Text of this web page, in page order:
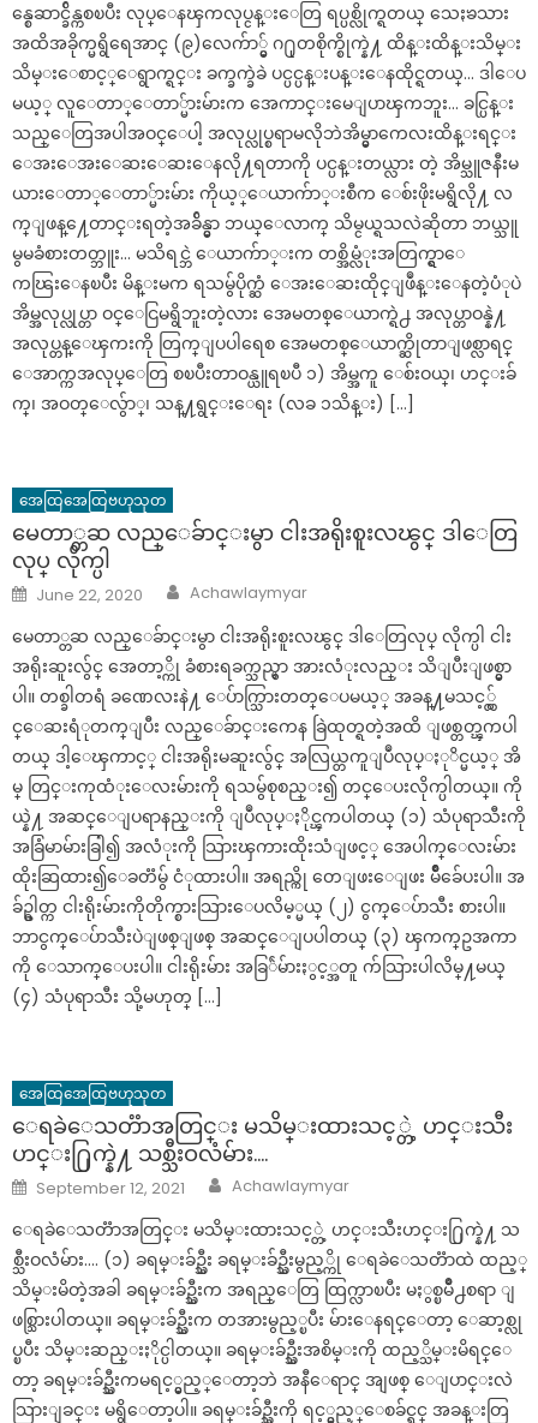
န္စေဆာင္ခ်ိန္ကစၿပီး လုပ္ေနၾကလုပ္ငန္းေတြ ရပ္ပစ္လိုက္ရတယ္ သေႏၶသား
အထိအခိုက္မရွိရေအာင္ (၉)လေက်ာ္မွ် ဂ႐ုတစိုက္စိုက္နဲ႔ ထိန္းထိန္းသိမ္း
သိမ္းေစာင့္ေရွာက္ရင္း ခက္ခက္ခဲခဲ ပင္ပင္ပန္းပန္းေနထိုင္ရတယ္… ဒါေပ
မယ့္ လူေတာ္ေတာ္မ်ားမ်ားက အေကာင္းမေျပာၾကဘူး… ခင္ပြန္း
သည္ေတြအပါအဝင္ေပါ့ အလုပ္လုပ္စရာမလိုဘဲအိမ္မွာကေလးထိန္းရင္း
ေအးေအးေဆးေဆးေနလို႔ရတာကို ပင္ပန္းတယ္လား တဲ့ အိမ္သူဇနီးမ
ယားေတာ္ေတာ္မ်ားမ်ား ကိုယ့္ေယာက်ာ္းစီက ေစ်းဖိုးမရွိလို႔ လ
က္ျဖန္႔ေတာင္းရတဲ့အခ်ိန္မွာ ဘယ္ေလာက္ သိမ္ငယ္ရသလဲဆိုတာ ဘယ္သူ
မွမခံစားတတ္ဘူး… မသိရင္ဘဲ ေယာက်ာ္းက တစ္အိမ္လံုးအတြက္ရွာေ
ကၽြးေနၿပီး မိန္းမက ရသမွ်ပိုက္ဆံ ေအးေဆးထိုင္ျဖဳန္းေနတဲ့ပံုပဲ
အိမ္အလုပ္လုပ္တာ ဝင္ေငြမရွိဘူးတဲ့လား အေမတစ္ေယာက္ရဲ႕ အလုပ္တာဝန္နဲ႔
အလုပ္တန္ေၾကးကို တြက္ျပပါရေစ အေမတစ္ေယာက္ဆိုတာျဖစ္လာရင္
ေအာက္ကအလုပ္ေတြ စၿပီးတာဝန္ယူရၿပီ ၁) အိမ္အကူ ေစ်းဝယ္၊ ဟင္းခ်
က္၊ အဝတ္ေလွ်ာ္၊ သန္႔ရွင္းေရး (လခ ၁သိန္း) […]
အေထြအေထြဗဟုသုတ
မေတာ္တဆ လည္ေခ်ာင္းမွာ ငါးအရိုးစူးလၽွင္ ဒါေတြ
လုပ္ လိုက္ပါ
Posted
on
June 22, 2020 Author
Achawlaymyar
မေတာ္တဆ လည္ေခ်ာင္းမွာ ငါးအရိုးစူးလၽွင္ ဒါေတြလုပ္ လိုက္ပါ ငါး
အရိုးဆူးလွ်င္ အေတာ့္ကို ခံစားရခက္သည္မွာ အားလံုးလည္း သိျပီးျဖစ္မွာ
ပါ။ တစ္ခါတရံ ခဏေလးနဲ႔ ေပ်ာက္သြားတတ္ေပမယ့္ အခန္႔မသင့္လွ်
င္ေဆးရံုတက္ျပီး လည္ေခ်ာင္းကေန ခြဲထုတ္ရတဲ့အထိ ျဖစ္တတ္ၾကပါ
တယ္ ဒါ့ေၾကာင့္ ငါးအရိုးမဆူးလွ်င္ အလြယ္တကူျပဳလုပ္ႏုိင္မယ့္ အိ
မ္ တြင္းကုထံုးေလးမ်ားကို ရသမွ်စုစည္း၍ တင္ေပးလိုက္ပါတယ္။ ကို
ယ္နဲ႔ အဆင္ေျပရာနည္းကို ျပဳလုပ္ႏိုင္ၾကပါတယ္ (၁) သံပုရာသီးကို
အခြံမာမ်ားခြါ၍ အလံုးကို သြားၾကားထိုးသံျဖင့္ အေပါက္ေလးမ်ား
ထိုးဆြထား၍ေခတၱမ်ွ ငံုထားပါ။ အရည္ကို တေျဖးေျဖး မ်ိဳခ်ေပးပါ။ အ
ခ်ဥ္ဓါတ္က ငါးရိုးမ်ားကိုတိုက္စားသြားေပလိမ့္မယ္ (၂) ငွက္ေပ်ာသီး စားပါ။
ဘာငွက္ေပ်ာသီးပဲျဖစ္ျဖစ္ အဆင္ေျပပါတယ္ (၃) ၾကက္ဥအကာ
ကို ေသာက္ေပးပါ။ ငါးရိုးမ်ား အခြ်ဲမ်ားႏွင့္အတူ က်သြားပါလိမ္႔မယ္
(၄) သံပုရာသီး သို့မဟုတ္ […]
အေထြအေထြဗဟုသုတ
ေရခဲေသတၱာအတြင္း မသိမ္းထားသင့္တဲ့ ဟင္းသီး
ဟင္း႐ြက္နဲ႔ သစ္သီးဝလံမ်ား….
Posted
on
September 12, 2021 Author
Achawlaymyar
ေရခဲေသတၱာအတြင္း မသိမ္းထားသင့္တဲ့ ဟင္းသီးဟင္း႐ြက္နဲ႔ သ
စ္သီးဝလံမ်ား…. (၁) ခရမ္းခ်ဥ္သီး ခရမ္းခ်ဥ္သီးမွည့္ကို ေရခဲေသတၱာထဲ ထည့္
သိမ္းမိတဲ့အခါ ခရမ္းခ်ဥ္သီးက အရည္ေတြ ထြက္လာၿပီး မႏွစ္ၿမိဳ႕စရာ ျ
ဖစ္သြားပါတယ္။ ခရမ္းခ်ဥ္သီးက တအားမွည့္ၿပီး မ်ားေနရင္ေတာ့ ေဆာ့စ္လု
ပ္ၿပီး သိမ္းဆည္းႏိုင္ပါတယ္။ ခရမ္းခ်ဥ္သီးအစိမ္းကို ထည့္သိမ္းမိရင္ေ
တာ့ ခရမ္းခ်ဥ္သီးကမရင့္မွည့္ေတာ့ဘဲ အနီေရာင္ အျဖစ္ ေျပာင္းလဲ
သြားျခင္း မရွိေတာ့ပါ။ ခရမ္းခ်ဥ္သီးကို ရင့္မွည့္ေစခ်င္ရင္ အခန္းတြ